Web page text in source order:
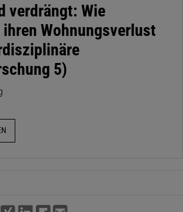
verdrängt: Wie
Wohnungsverlust
5)